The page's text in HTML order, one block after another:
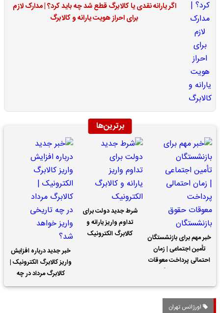
اگر یارانه نقدی یا کالابرگ قطع شد چه باید کرد؟ | مدارک لازم
برای احراز هویت یارانه و کالابرگ
برترین‌ها
خبر مهم برای بازنشستگان
تأمین اجتماعی | زمان
احتمالی پرداخت معوقات
شرط جدید دولت برای
تداوم واریز یارانه و
کالابرگ الکترونیک
خبر جدید درباره افزایش
واریز کالابرگ الکترونیک |
کالابرگ مرداد در چه
تاریخی واریز خواهد شد؟
اورژانس تهران